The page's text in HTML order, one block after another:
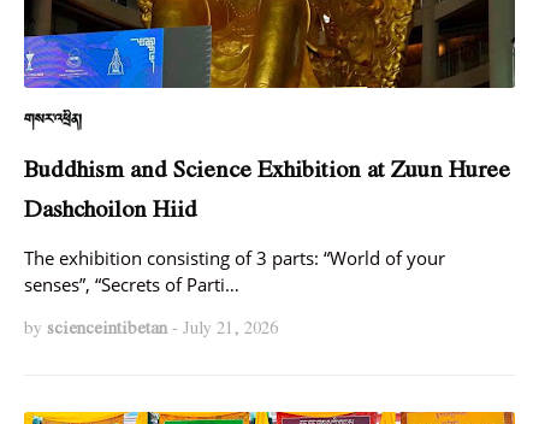
གསར་འཕྲིན།
Buddhism and Science Exhibition at Zuun Huree
Dashchoilon Hiid
The exhibition consisting of 3 parts: “World of your
senses”, “Secrets of Parti…
by scienceintibetan- July 21, 2026